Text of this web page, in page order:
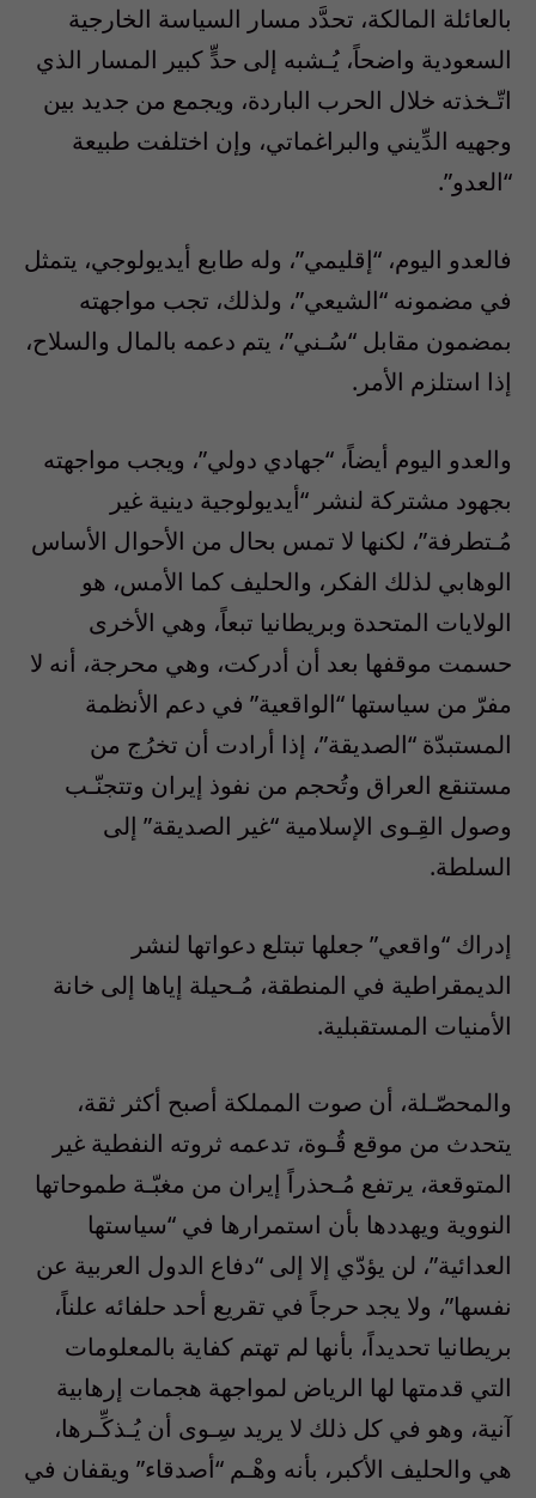
بالعائلة المالكة، تحدَّد مسار السياسة الخارجية
السعودية واضحاً، يُـشبه إلى حدٍّ كبير المسار الذي
اتّـخذته خلال الحرب الباردة، ويجمع من جديد بين
وجهيه الدِّيني والبراغماتي، وإن اختلفت طبيعة
“العدو”.
فالعدو اليوم، “إقليمي”، وله طابع أيديولوجي، يتمثل
في مضمونه “الشيعي”، ولذلك، تجب مواجهته
بمضمون مقابل “سُـني”، يتم دعمه بالمال والسلاح،
إذا استلزم الأمر.
والعدو اليوم أيضاً، “جهادي دولي”، ويجب مواجهته
بجهود مشتركة لنشر “أيديولوجية دينية غير
مُـتطرفة”، لكنها لا تمس بحال من الأحوال الأساس
الوهابي لذلك الفكر، والحليف كما الأمس، هو
الولايات المتحدة وبريطانيا تبعاً، وهي الأخرى
حسمت موقفها بعد أن أدركت، وهي محرجة، أنه لا
مفرّ من سياستها “الواقعية” في دعم الأنظمة
المستبدّة “الصديقة”، إذا أرادت أن تخرُج من
مستنقع العراق وتُحجم من نفوذ إيران وتتجنّـب
وصول القِـوى الإسلامية “غير الصديقة” إلى
السلطة.
إدراك “واقعي” جعلها تبتلع دعواتها لنشر
الديمقراطية في المنطقة، مُـحيلة إياها إلى خانة
الأمنيات المستقبلية.
والمحصّـلة، أن صوت المملكة أصبح أكثر ثقة،
يتحدث من موقع قُـوة، تدعمه ثروته النفطية غير
المتوقعة، يرتفع مُـحذراً إيران من مغبّـة طموحاتها
النووية ويهددها بأن استمرارها في “سياستها
العدائية”، لن يؤدّي إلا إلى “دفاع الدول العربية عن
نفسها”، ولا يجد حرجاً في تقريع أحد حلفائه علناً،
بريطانيا تحديداً، بأنها لم تهتم كفاية بالمعلومات
التي قدمتها لها الرياض لمواجهة هجمات إرهابية
آنية، وهو في كل ذلك لا يريد سِـوى أن يُـذكِّـرها،
هي والحليف الأكبر، بأنه وهْـم “أصدقاء” ويقفان في